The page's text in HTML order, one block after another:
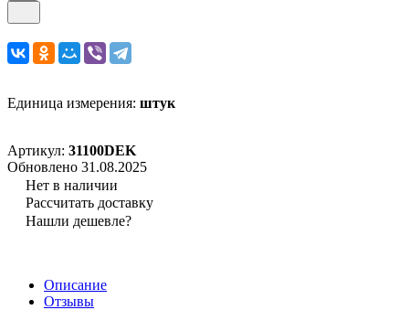
Единица измерения: штук
Артикул: 31100DEK
Обновлено 31.08.2025
Нет в наличии
Рассчитать доставку
Нашли дешевле?
Описание
Отзывы